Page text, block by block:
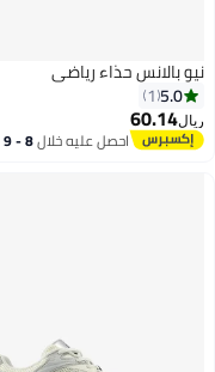
حذاء رياضي
احصل عليه خلال 8 - 9
اغسطس